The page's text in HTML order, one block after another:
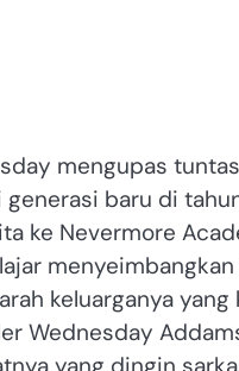
mengupas
baru di
ke Nevermore
keluarganya
Wednesday